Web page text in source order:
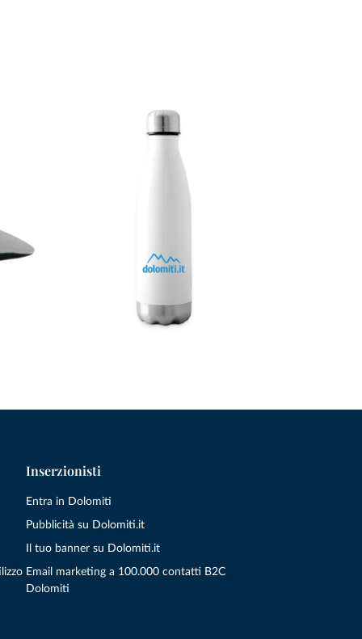
Inserzionisti
Entra in Dolomiti
Pubblicità su Dolomiti.it
Il tuo banner su Dolomiti.it
Email marketing a 100.000 contatti B2C
Dolomiti